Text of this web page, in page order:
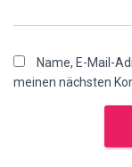
Name, E-Mail-
meinen nächsten